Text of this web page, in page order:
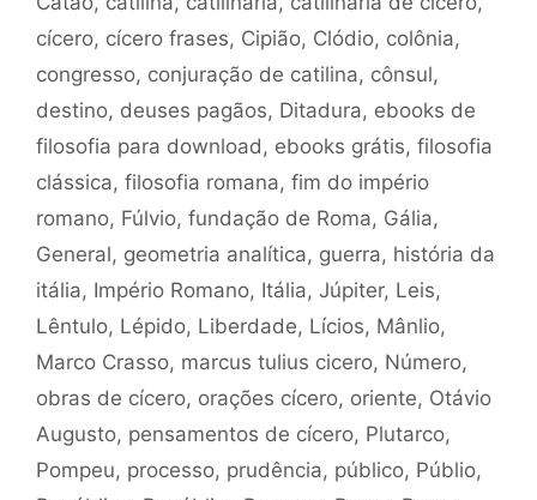
cícero, cícero frases, Cipião, Clódio, colônia,
congresso, conjuração de catilina, cônsul,
destino, deuses pagãos, Ditadura, ebooks de
filosofia para download, ebooks grátis, filosofia
clássica, filosofia romana, fim do império
romano, Fúlvio, fundação de Roma, Gália,
General, geometria analítica, guerra, história da
itália, Império Romano, Itália, Júpiter, Leis,
Lêntulo, Lépido, Liberdade, Lícios, Mânlio,
Marco Crasso, marcus tulius cicero, Número,
obras de cícero, orações cícero, oriente, Otávio
Augusto, pensamentos de cícero, Plutarco,
Pompeu, processo, prudência, público, Públio,